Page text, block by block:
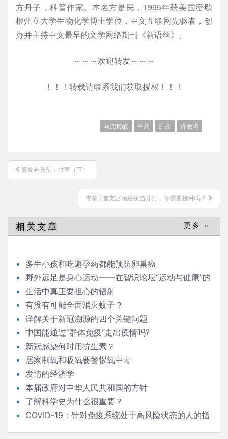
方舟子，科普作家。本名方是民，1995年获美国密歇
根州立大学生物化学博士学位，中文互联网先驱者，创
办并主持中文最早的文学网络期刊《新语丝》。
～～～欢迎转发～～～
！！！转载请联系我们获取授权！！！
马兜铃酸 中药 肝癌 肾衰竭
文
章
膳食补充剂：甘草（下）
专答 | 首支宫颈癌疫苗开打，你需要接种吗？
相关文章 更多 »
多生小孩和吃避孕药都能预防卵巢癌
野外远足是身心运动——在智识论坛“运动与健康”的
发言生活中真正要担心的辐射
有没有可能全面消灭蚊子？
详解关于新冠溯源的四个关键问题
中国能通过“群体免疫”走出疫情吗?
新冠感染何时用抗生素？
居家制氧和吸氧要警惕氧中毒
发情的经济学
本届政府对中华人民共和国的方针
了解科学史为什么很重要？
COVID-19：针对免疫系统处于高风险状态的人的指